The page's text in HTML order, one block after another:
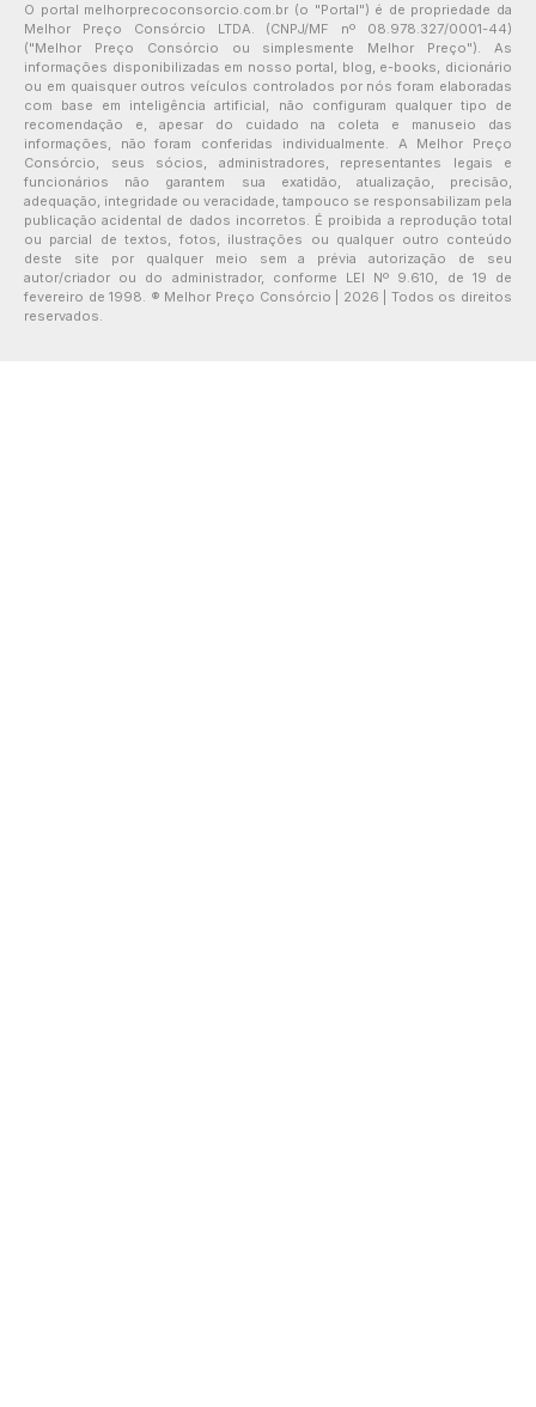
O portal melhorprecoconsorcio.com.br (o "Portal") é de propriedade da
Melhor Preço Consórcio LTDA. (CNPJ/MF nº 08.978.327/0001-44)
("Melhor Preço Consórcio ou simplesmente Melhor Preço"). As
informações disponibilizadas em nosso portal, blog, e-books, dicionário
ou em quaisquer outros veículos controlados por nós foram elaboradas
com base em inteligência artificial, não configuram qualquer tipo de
recomendação e, apesar do cuidado na coleta e manuseio das
informações, não foram conferidas individualmente. A Melhor Preço
Consórcio, seus sócios, administradores, representantes legais e
funcionários não garantem sua exatidão, atualização, precisão,
adequação, integridade ou veracidade, tampouco se responsabilizam pela
publicação acidental de dados incorretos. É proibida a reprodução total
ou parcial de textos, fotos, ilustrações ou qualquer outro conteúdo
deste site por qualquer meio sem a prévia autorização de seu
autor/criador ou do administrador, conforme LEI Nº 9.610, de 19 de
fevereiro de 1998. ® Melhor Preço Consórcio | 2026 | Todos os direitos
reservados.